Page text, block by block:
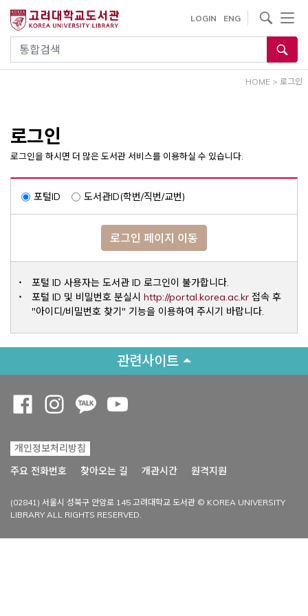
건
통합검색
LOGIN ENG
사이트내 검색
HOME > 로그인
로그인
로그인을 하시면 더 많은 도서관 서비스를 이용하실 수 있습니다.
포털ID 도서관ID(학번/직번/교번)
로그인 페이지 이동
포털 ID 사용자는 도서관 ID 로그인이 불가합니다.
포털 ID 및 비밀번호 분실시 http://portal.korea.ac.krOpens a
접속 후
"아이디/비밀번호 찾기" 기능을 이용하여 주시기 바랍니다.
관련사이트
개인정보처리방침
주요 전화번호
찾아오는 길 개관시간 원격지원
(02841) 서울시 성북구 안암로 145 고려대학교 도서관 © KOREA UNIVERSITY
LIBRARY ALL RIGHTS RESERVED.
Opens a new window
Opens a new window
Opens a new window